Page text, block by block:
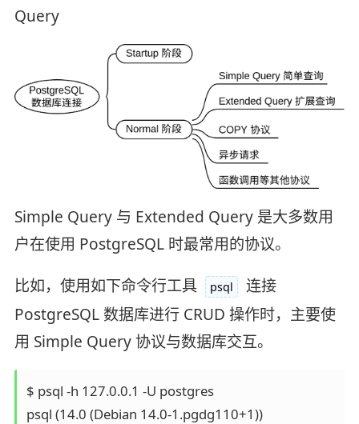
Query
Simple Query 与 Extended Query 是大多数用
户在使用 PostgreSQL 时最常用的协议。
比如，使用如下命令行工具
psql
连接
PostgreSQL 数据库进行 CRUD 操作时，主要使
用 Simple Query 协议与数据库交互。
$ psql -h 127.0.0.1 -U postgres
psql (14.0 (Debian 14.0-1.pgdg110+1))